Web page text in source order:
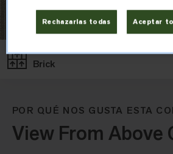
Brick
Diseño
POR QUÉ NOS GUSTA ESTA
View From Above
Rechazarlas todas Aceptar